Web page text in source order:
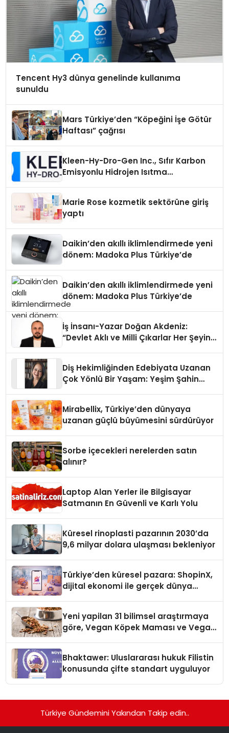
Tencent Hy3 dünya genelinde kullanıma
sunuldu
Mars Türkiye’den “Köpeğini İşe Götür
Haftası” çağrısı
Kleen-Hy-Dro-Gen Inc., Sıfır Karbon
Emisyonlu Hidrojen Isıtma
Marie Rose kozmetik sektörüne giriş
yaptı
Daikin’den akıllı iklimlendirmede yeni
dönem: Madoka Plus Türkiye’de
Daikin’den akıllı iklimlendirmede yeni
dönem: Madoka Plus Türkiye’de
İş İnsanı-Yazar Doğan Akdeniz:
“Devlet Aklı ve Milli Çıkarlar Her Şeyin
Diş Hekimliğinden Edebiyata Uzanan
Çok Yönlü Bir Yaşam: Yeşim Şahin
Mirabellix, Türkiye’den dünyaya
uzanan güçlü büyümesini sürdürüyor
Sorbe içecekleri nerelerden satın
alınır?
Laptop Alan Yerler ile Bilgisayar
Satmanın En Güvenli ve Karlı Yolu
Küresel rinoplasti pazarının 2030’da
9,6 milyar dolara ulaşması bekleniyor
Türkiye’den küresel pazara: ShopinX,
dijital ekonomi ile gerçek dünya
Yeni yapilan 31 bilimsel araştırmaya
göre, Vegan Köpek Maması ve Vegan
Bhaktawer: Uluslararası hukuk Filistin
konusunda çifte standart uyguluyor
Türkiye Gündemini Yakından Takip edin..